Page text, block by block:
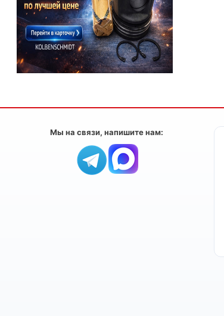
Мы на связи, напишите нам: